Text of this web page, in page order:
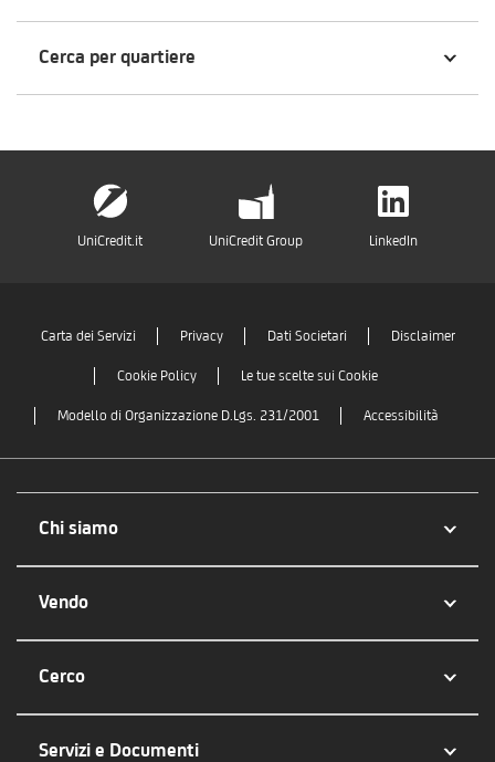
Cerca per quartiere
UniCredit.it UniCredit Group LinkedIn
Carta dei Servizi Privacy Dati Societari Disclaimer
Cookie Policy Le tue scelte sui Cookie
Modello di Organizzazione D.Lgs. 231/2001 Accessibilità
Chi siamo
Vendo
Cerco
Servizi e Documenti